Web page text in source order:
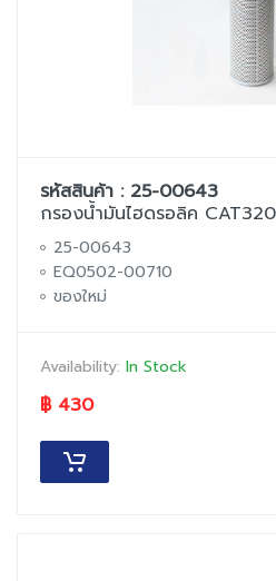
รหัสสินค้า : 25-00643
กรองน้ำมันไฮดรอลิค
25-00643
EQ0502-00710
ของใหม่
Availability: In Stock
฿ 430